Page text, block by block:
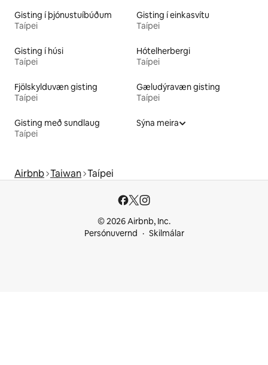
Gisting í þjónustuíbúðum
Taípei
Gisting í einkasvítu
Taípei
Gisting í húsi
Taípei
Hótelherbergi
Taípei
Fjölskylduvæn gisting
Taípei
Gæludýravæn gisting
Taípei
Gisting með sundlaug
Taípei
Sýna meira
Airbnb Taiwan Taípei
© 2026 Airbnb, Inc.
Persónuvernd
Skilmálar